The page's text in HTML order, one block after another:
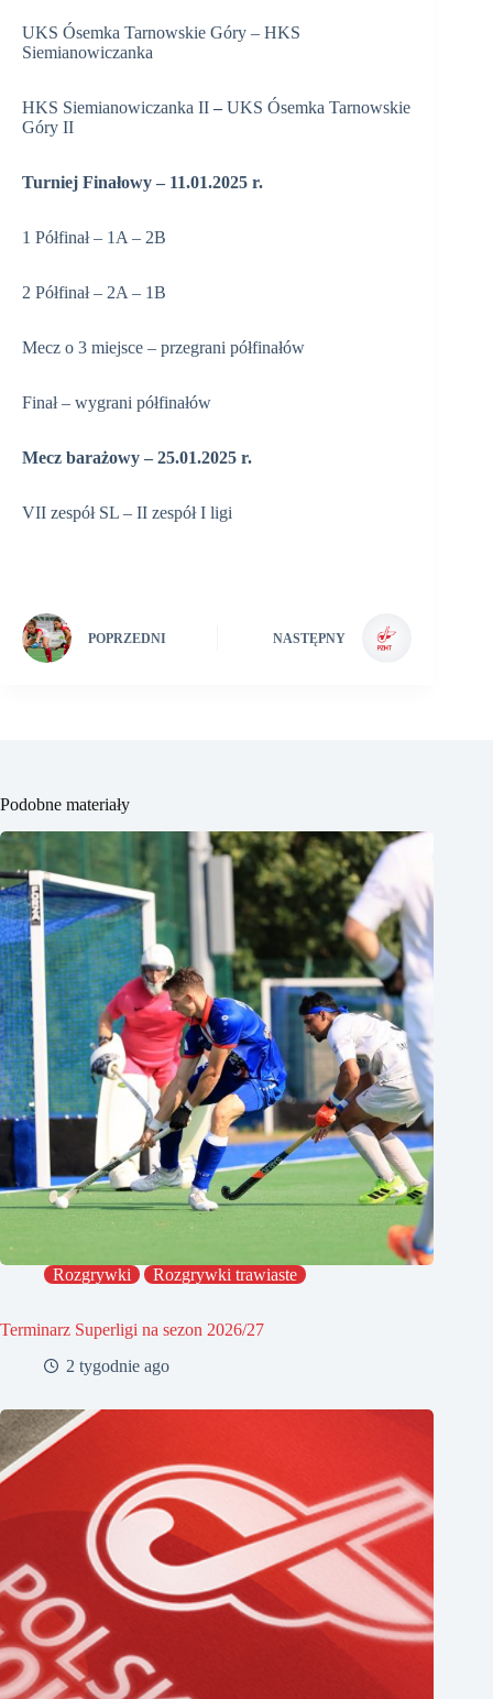
UKS Ósemka Tarnowskie Góry – HKS
Siemianowiczanka
HKS Siemianowiczanka II – UKS Ósemka Tarnowskie
Góry II
Turniej Finałowy – 11.01.2025 r.
1 Półfinał – 1A – 2B
2 Półfinał – 2A – 1B
Mecz o 3 miejsce – przegrani półfinałów
Finał – wygrani półfinałów
Mecz barażowy – 25.01.2025 r.
VII zespół SL – II zespół I ligi
POPRZEDNI NASTĘPNY
Podobne materiały
Rozgrywki Rozgrywki trawiaste
Terminarz Superligi na sezon 2026/27
2 tygodnie ago